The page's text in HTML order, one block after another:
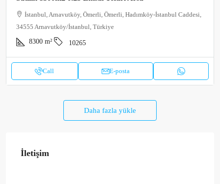
İstanbul, Arnavutköy, Ömerli, Ömerli, Hadımköy-İstanbul Caddesi,
34555 Arnavutköy/İstanbul, Türkiye
8300 m² 10265
Call E-posta
Daha fazla yükle
İletişim